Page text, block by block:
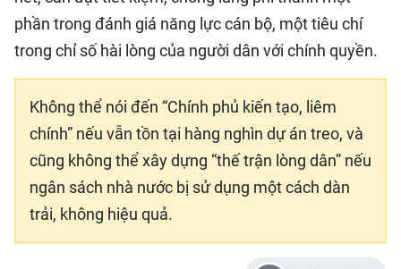
phần trong đánh giá năng lực cán bộ, một tiêu chí
trong chỉ số hài lòng của người dân với chính quyền.
Không thể nói đến “Chính phủ kiến tạo, liêm
chính” nếu vẫn tồn tại hàng nghìn dự án treo, và
cũng không thể xây dựng “thế trận lòng dân” nếu
ngân sách nhà nước bị sử dụng một cách dàn
trải, không hiệu quả.